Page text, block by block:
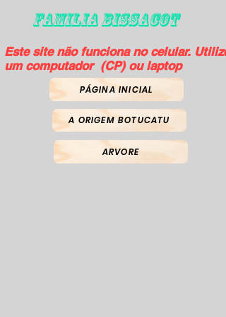
FAMILIA BISSACOT
Este site não funciona no celular. Utilize
um computador (CP) ou laptop
PÁGINA INICIAL
A ORIGEM BOTUCATU
ARVORE